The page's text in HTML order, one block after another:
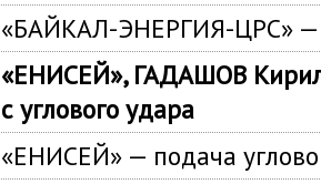
«БАЙКАЛ-ЭНЕРГИЯ-ЦРС» —
«ЕНИСЕЙ», ГАДАШОВ
с углового удара
«ЕНИСЕЙ» — подача